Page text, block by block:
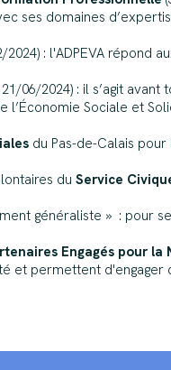
ses domaines
: l'ADPEVA répond
06/2024) : il s’agit
Sociale et
du Pas-de-Calais
duService
généraliste » : pour
Engagés pour la
et permettent d'engager